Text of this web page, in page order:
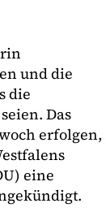
und die
die
Das
erfolgen,
eine